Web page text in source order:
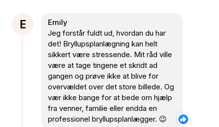
E
Emily
Jeg forstår fuldt ud, hvordan du har
det! Bryllupsplanlægning kan helt
sikkert være stressende. Mit råd ville
være at tage tingene et skridt ad
gangen og prøve ikke at blive for
overvældet over det store billede. Og
vær ikke bange for at bede om hjælp
fra venner, familie eller endda en
professionel bryllupsplanlægger. 😉